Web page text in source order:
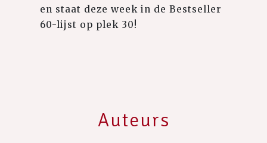
en staat deze week in de Bestseller
60-lijst op plek 30!
Auteurs